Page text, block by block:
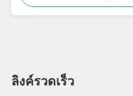
ลิงค์รวดเร็ว